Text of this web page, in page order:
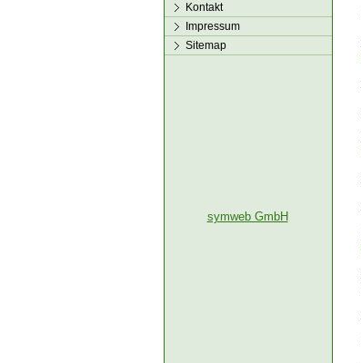
Kontakt
Impressum
Sitemap
symweb GmbH